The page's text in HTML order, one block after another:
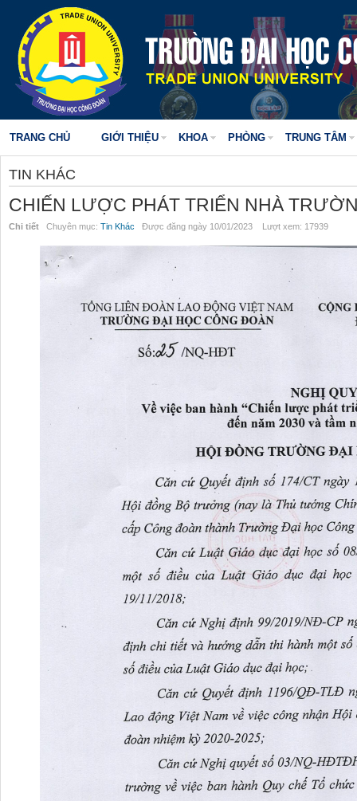
TRANG CHỦ GIỚI THIỆU KHOA PHÒNG TRUNG TÂM
TIN KHÁC
CHIẾN LƯỢC PHÁT TRIỂN NHÀ
Chi tiết Chuyên mục: Tin Khác Được đăng ngày 10/01/2023 Lượt xem: 17939